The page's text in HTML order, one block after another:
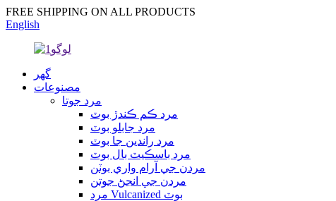
FREE SHIPPING ON ALL PRODUCTS
English
گهر
مصنوعات
مرد جوتا
مرد ڪم ڪندڙ بوٽ
مرد جابلو بوٽ
مرد راندين جا بوٽ
مرد باسڪيٽ بال بوٽ
مردن جي آرام واري بوٽن
مردن جي انجڻ جوتن
مرد Vulcanized بوٽ